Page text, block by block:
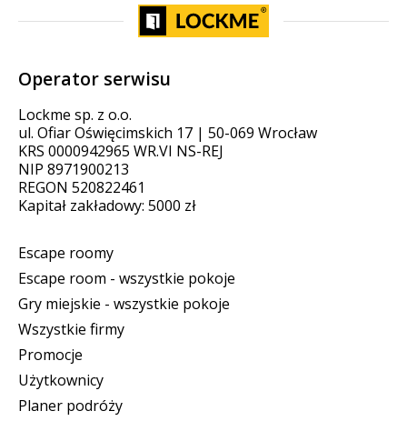
Operator serwisu
Lockme sp. z o.o.
ul. Ofiar Oświęcimskich 17 | 50-069 Wrocław
KRS 0000942965 WR.VI NS-REJ
NIP 8971900213
REGON 520822461
Kapitał zakładowy: 5000 zł
Escape roomy
Escape room - wszystkie pokoje
Gry miejskie - wszystkie pokoje
Wszystkie firmy
Promocje
Użytkownicy
Planer podróży